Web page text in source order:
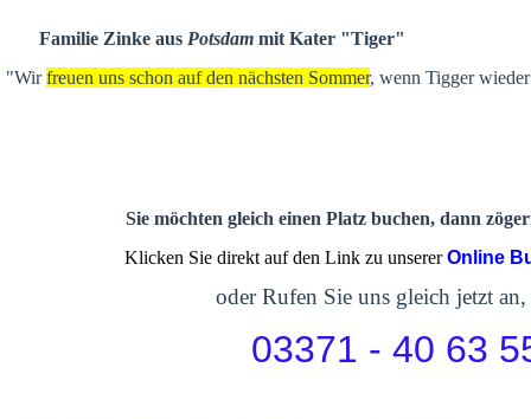
Familie Zinke aus Potsdam mit Kater "Tiger"
"Wirfreuen uns schon auf den nächsten Sommer, wenn Tigger
Sie möchten gleich einen Platz buchen, dann
Klicken Sie direkt auf den Link zu unsererOnline
oder Rufen Sie uns gleich jetzt an,
03371 - 40 63